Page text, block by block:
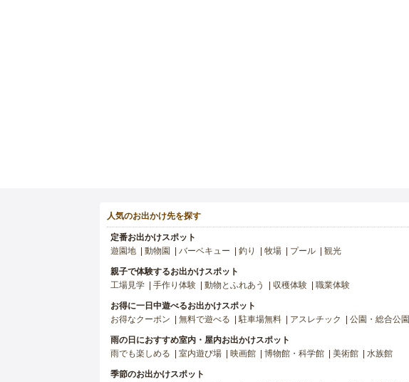
人気のお出かけ先を探す
定番お出かけスポット
遊園地
動物園 バーベキュー 釣り 牧場 プール 観光
親子で体験するお出かけスポット
工場見学
手作り体験 動物とふれあう 収穫体験 職業体験
お得に一日中遊べるお出かけスポット
お得なクーポン
無料で遊べる 駐車場無料 アスレチック 公園・総合公園
雨の日におすすめ室内・屋内お出かけスポット
雨でも楽しめる
室内遊び場 映画館 博物館・科学館 美術館 水族館
季節のお出かけスポット